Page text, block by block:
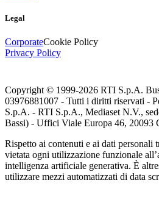
Legal
CorporateCookie Policy
Privacy Policy
Copyright © 1999-2026 RTI S.p.A.
03976881007 - Tutti i diritti riservati -
S.p.A. - RTI S.p.A., Mediaset N.V.,
Bassi) - Uffici Viale Europa 46, 20093
Rispetto ai contenuti e ai dati personali
vietata ogni utilizzazione funzionale
intelligenza artificiale generativa. È
utilizzare mezzi automatizzati di data